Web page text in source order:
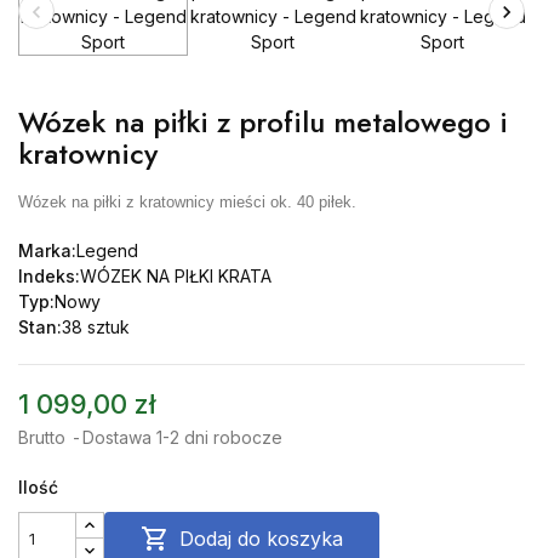
Wózek na piłki z profilu metalowego i
kratownicy
Wózek na piłki z kratownicy mieści ok. 40 piłek.
Marka:Legend
Indeks:WÓZEK NA PIŁKI KRATA
Typ:Nowy
Stan:38 sztuk
1 099,00 zł
Brutto Dostawa 1-2 dni robocze
Ilość
 Dodaj do koszyka